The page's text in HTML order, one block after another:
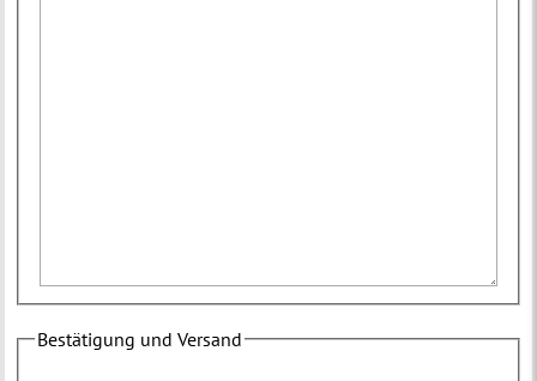
Bestätigung und Versand